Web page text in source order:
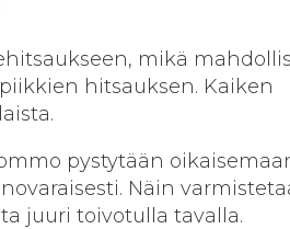
mikä
hitsauksen. Kaiken
pystytään
Näin
juuri toivotulla tavalla.